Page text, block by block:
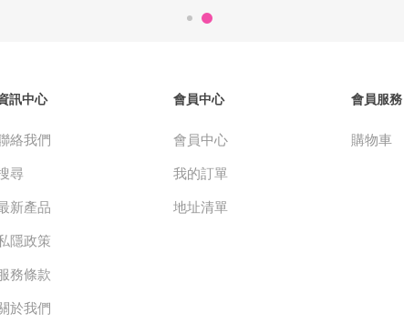
訊中心
絡我們
尋
新產品
隱政策
務條款
於我們
會員中心
會員中心
我的訂單
地址清單
會員服務
購物車